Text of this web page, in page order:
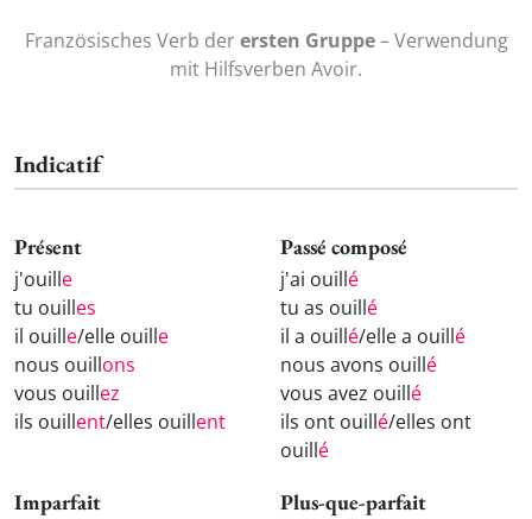
Französisches Verb derersten Gruppe– Verwendung
mit Hilfsverben Avoir.
Indicatif
Présent
j'ouille
tu ouilles
il ouille/elle ouille
nous ouillons
vous ouillez
ils ouillent/elles ouillent
Passé composé
j'ai ouillé
tu as ouillé
il a ouillé/elle a ouillé
nous avons ouillé
vous avez ouillé
ils ont ouillé/elles ont
ouillé
Imparfait Plus-que-parfait